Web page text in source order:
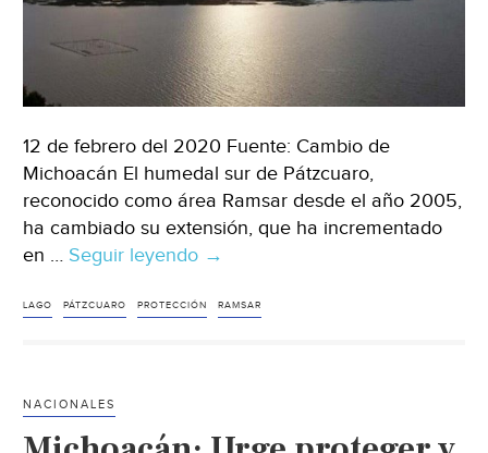
12 de febrero del 2020 Fuente: Cambio de
Michoacán El humedal sur de Pátzcuaro,
reconocido como área Ramsar desde el año 2005,
ha cambiado su extensión, que ha incrementado
en … Seguir leyendo Michoacán:
proteger
de
→
LAGO PÁTZCUARO PROTECCIÓN RAMSAR
NACIONALES